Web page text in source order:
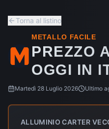
Torna al listino
METALLO FACILE
PREZZO
OGGI IN
Martedì 28 Luglio 2026 Ultimo
ALLUMINIO CARTER